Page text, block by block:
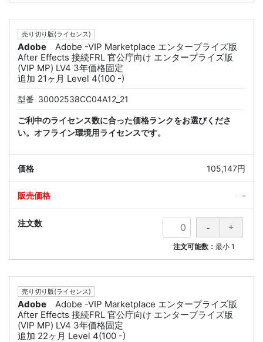
売り切り版(ライセンス)
Adobe
Adobe -VIP Marketplace エンタープライズ版
After Effects 接続FRL 官公庁向け エンタープライズ版
(VIP MP) LV4 3年価格固定
追加 21ヶ月 Level 4(100 -)
型番 30002538CC04A12_21
ご利中のライセンス数に合った価格ランクをお選びくださ
い。オフライン環境用ライセンスです。
105,147円
-
注文可能数：最小 1
売り切り版(ライセンス)
Adobe
Adobe -VIP Marketplace エンタープライズ版
After Effects 接続FRL 官公庁向け エンタープライズ版
(VIP MP) LV4 3年価格固定
追加 22ヶ月 Level 4(100 -)